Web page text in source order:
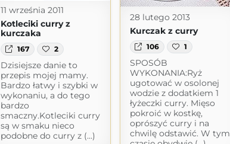
11 września 2011
Kotleciki curry z
kurczaka
167 2
Dzisiejsze danie to
przepis mojej mamy.
Bardzo łatwy i szybki w
wykonaniu, a do tego
bardzo
smaczny.Kotleciki curry
są w smaku nieco
podobne do curry z (...)
28 lutego 2013
Kurczak z curry
106 1
SPOSÓB
WYKONANIA:Ryż
ugotować w osolonej
wodzie z dodatkiem 1
łyżeczki curry. Mięso
pokroić w kostkę,
oprószyć curry i na
chwilę odstawić. W tym